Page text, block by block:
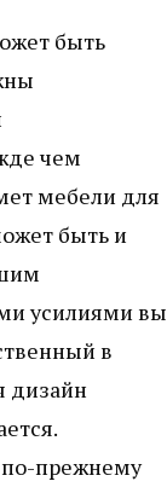
быть
чем
мебели для
быть и
усилиями вы
в
дизайн
прежнему